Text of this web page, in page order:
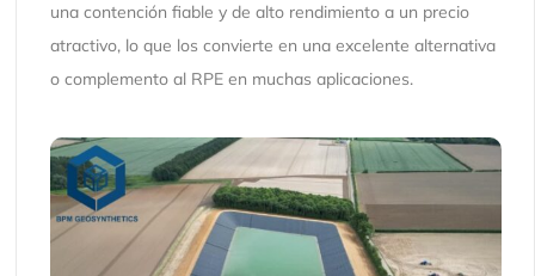
una contención fiable y de alto rendimiento a un precio
atractivo, lo que los convierte en una excelente alternativa
o complemento al RPE en muchas aplicaciones.